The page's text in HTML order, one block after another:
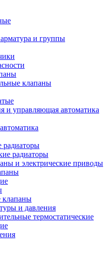
и группы
клапаны
и управляющая автоматика
радиаторы
и электрические приводы
клапаны
и давления
термостатические